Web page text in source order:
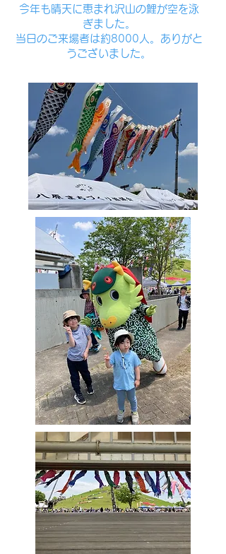
今年も晴天に恵まれ沢山の鯉が空を泳
ぎました。
​当日のご来場者は約8000人。ありがと
うございました。